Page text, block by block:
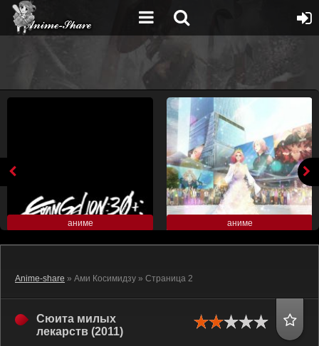
аниме аниме
Anime-share » Ами Косимидзу » Страница 2
Сюита милых
лекарств (2011)